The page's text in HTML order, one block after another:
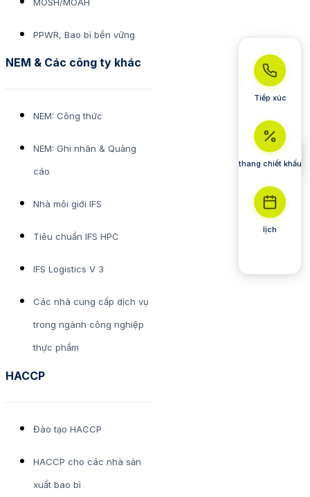
PPWR, Bao bì bền vững
NEM & Các công ty khác
NEM: Công thức
NEM: Ghi nhãn & Quảng
cáo
Nhà môi giới IFS
Tiêu chuẩn IFS HPC
IFS Logistics V 3
Các nhà cung cấp dịch vụ
trong ngành công nghiệp
thực phẩm
HACCP
Đào tạo HACCP
HACCP cho các nhà sản
xuất bao bì
Tiếp xúc
thang chiết khấu
lịch